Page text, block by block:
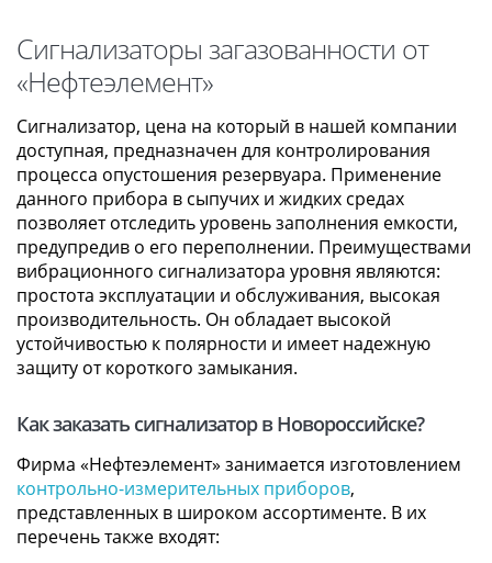
Сигнализаторы загазованности от
«Нефтеэлемент»
Сигнализатор, цена на который в нашей компании
доступная, предназначен для контролирования
процесса опустошения резервуара. Применение
данного прибора в сыпучих и жидких средах
позволяет отследить уровень заполнения емкости,
предупредив о его переполнении. Преимуществами
вибрационного сигнализатора уровня являются:
простота эксплуатации и обслуживания, высокая
производительность. Он обладает высокой
устойчивостью к полярности и имеет надежную
защиту от короткого замыкания.
Как заказать сигнализатор в Новороссийске?
Фирма «Нефтеэлемент» занимается изготовлением
контрольно-измерительных приборов,
представленных в широком ассортименте. В их
перечень также входят: